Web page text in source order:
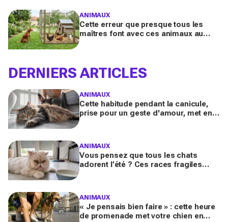
ANIMAUX
Cette erreur que presque tous les
maîtres font avec ces animaux au
DERNIERS ARTICLES
ANIMAUX
Cette habitude pendant la canicule,
prise pour un geste d'amour, met en
ANIMAUX
Vous pensez que tous les chats
adorent l’été ? Ces races fragiles
ANIMAUX
« Je pensais bien faire » : cette heure
de promenade met votre chien en